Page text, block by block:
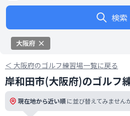
検索
大阪府
＜ 大阪府のゴルフ練習場一覧に戻る
岸和田市(大阪府)のゴルフ
現在地から近い順に並び替えてみません